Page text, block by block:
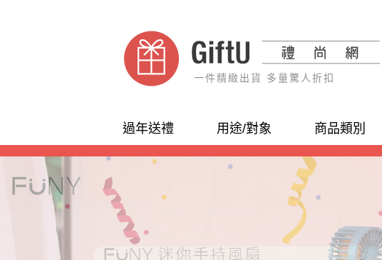
一件精緻出貨 多量驚人折扣
過年送禮 用途/對象 商品類別